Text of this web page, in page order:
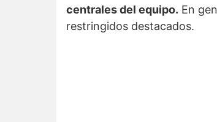
centrales del equipo. En
restringidos destacados.